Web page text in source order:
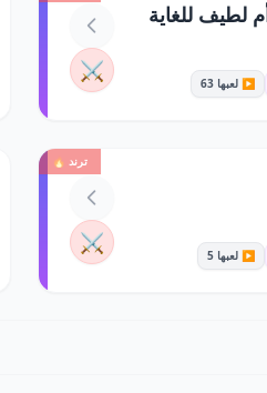
لطيف للغاية
▶️ لعبها 63 ⚔️
ترند 🔥
▶️ لعبها 5 ⚔️